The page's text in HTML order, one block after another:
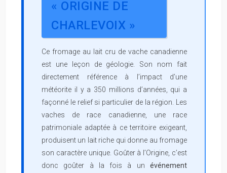
« ORIGINE DE
CHARLEVOIX »
Ce fromage au lait cru de vache canadienne
est une leçon de géologie. Son nom fait
directement référence à l’impact d’une
météorite il y a 350 millions d’années, qui a
façonné le relief si particulier de la région. Les
vaches de race canadienne, une race
patrimoniale adaptée à ce territoire exigeant,
produisent un lait riche qui donne au fromage
son caractère unique. Goûter à l’Origine, c’est
donc goûter à la fois à un événement